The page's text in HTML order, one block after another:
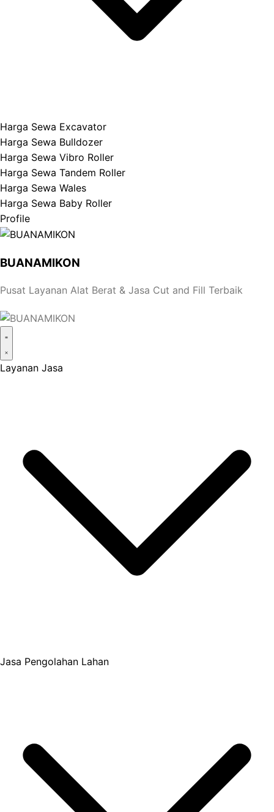
Harga Sewa Excavator
Harga Sewa Bulldozer
Harga Sewa Vibro Roller
Harga Sewa Tandem Roller
Harga Sewa Wales
Harga Sewa Baby Roller
Profile
BUANAMIKON
Pusat Layanan Alat Berat & Jasa Cut and Fill Terbaik
Layanan Jasa
Jasa Pengolahan Lahan